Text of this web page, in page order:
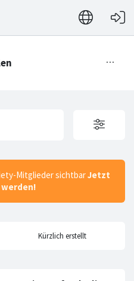
Mitglieder sichtbarJetzt
Kürzlich erstellt